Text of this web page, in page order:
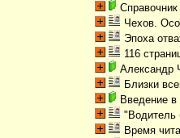
Чехов.
Эпоха
116
Александр
Близки
Введение в
"Водитель
Время